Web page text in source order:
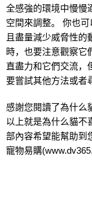
全感強的環境中慢慢
空間來調整。 你也
且盡量減少威脅性
時，也要注意觀察它
直盡力和它們交流，
要嘗試其他方法或者
感謝您閱讀了為什么
以上就是為什么貓不
部內容希望能幫助到
寵物易購